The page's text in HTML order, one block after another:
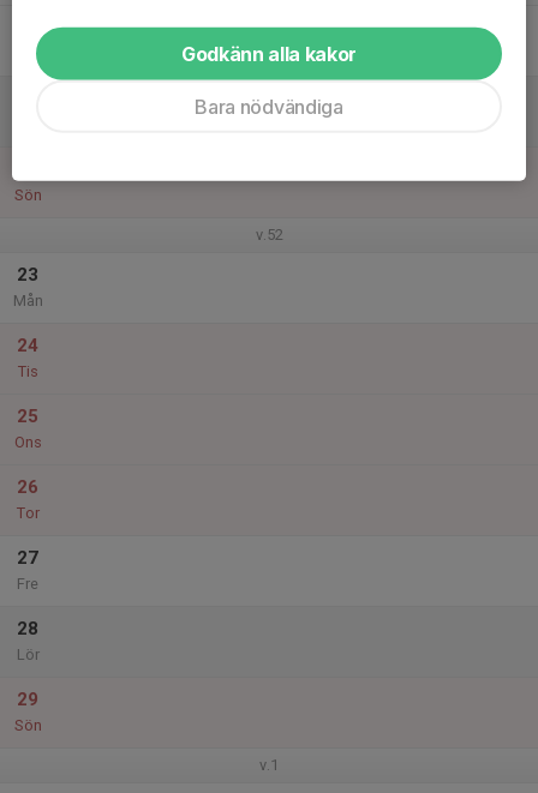
Fre
Sön
v.52
23
Mån
24
Tis
25
Ons
26
Tor
27
Fre
28
Lör
29
Sön
v.1
Godkänn alla kakor
Bara nödvändiga